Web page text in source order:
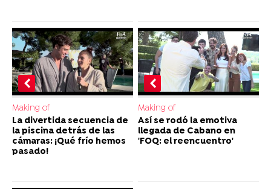
Making of
La divertida secuencia de
la piscina detrás de las
cámaras: ¡Qué frío hemos
pasado!
Making of
Así se rodó la emotiva
llegada de Cabano en
'FOQ: el reencuentro'